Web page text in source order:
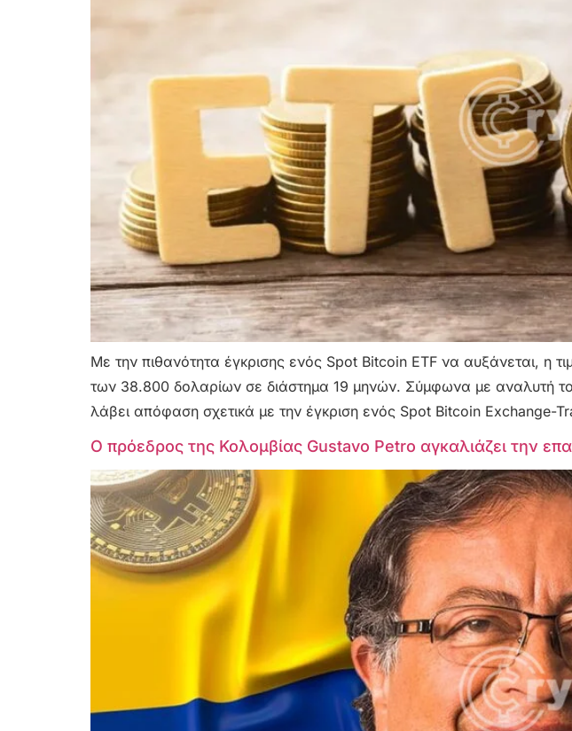
Με την πιθανότητα έγκρισης ενός Spot Bitcoin ETF να αυξάνεται, η
των 38.800 δολαρίων σε διάστημα 19 μηνών. Σύμφωνα με αναλυτή
λάβει απόφαση σχετικά με την έγκριση ενός Spot Bitcoin Exchange-
Ο πρόεδρος της Κολομβίας Gustavo Petro αγκαλιάζει την